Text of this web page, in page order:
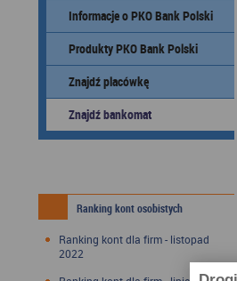
Informacje o PKO Bank Polski
Produkty PKO Bank Polski
Znajdź placówkę
Znajdź bankomat
Ranking kont osobistych
Ranking kont dla firm - listopad
2022